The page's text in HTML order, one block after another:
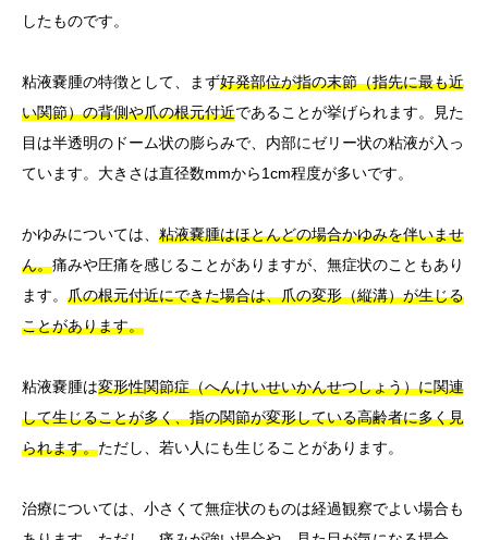
したものです。
粘液嚢腫の特徴として、まず好発部位が指の末節（指先に最も近
い関節）の背側や爪の根元付近であることが挙げられます。見た
目は半透明のドーム状の膨らみで、内部にゼリー状の粘液が入っ
ています。大きさは直径数mmから1cm程度が多いです。
かゆみについては、 粘液嚢腫はほとんどの場合かゆみを伴いませ
ん。痛みや圧痛を感じることがありますが、無症状のこともあり
ます。 爪の根元付近にできた場合は、爪の変形（縦溝）が生じる
ことがあります。
粘液嚢腫は変形性関節症（へんけいせいかんせつしょう）に関連
して生じることが多く、指の関節が変形している高齢者に多く見
られます。ただし、若い人にも生じることがあります。
治療については、小さくて無症状のものは経過観察でよい場合も